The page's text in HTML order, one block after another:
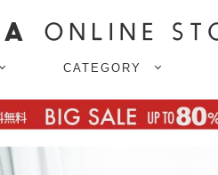
CATEGORY